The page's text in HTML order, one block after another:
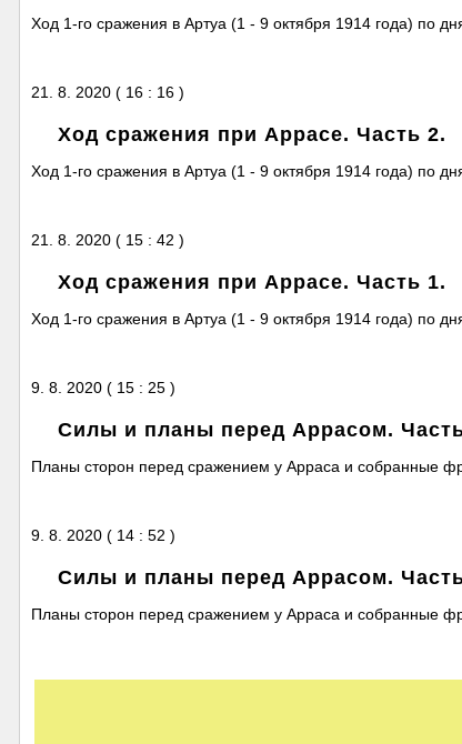
Ход 1-го сражения в Артуа (1 - 9 октября 1914 года) по
21. 8. 2020 ( 16 : 16 )
Ход сражения при Аррасе. Часть 2.
Ход 1-го сражения в Артуа (1 - 9 октября 1914 года) по
21. 8. 2020 ( 15 : 42 )
Ход сражения при Аррасе. Часть 1.
Ход 1-го сражения в Артуа (1 - 9 октября 1914 года) по
9. 8. 2020 ( 15 : 25 )
Силы и планы перед Аррасом.
Планы сторон перед сражением у Арраса и собранные
9. 8. 2020 ( 14 : 52 )
Силы и планы перед Аррасом.
Планы сторон перед сражением у Арраса и собранные